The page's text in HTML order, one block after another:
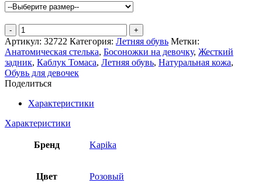
Количество
товара
Туфли
летние
Капика
Артикул: 32722 Категория: Летняя обувь Метки:
Анатомическая стелька, Босоножки на девочку, Жесткий
задник, Каблук Томаса, Летняя обувь, Натуральная кожа,
Обувь для девочек
Поделиться
Характеристики
Характеристики
Бренд Kapika
Цвет Розовый